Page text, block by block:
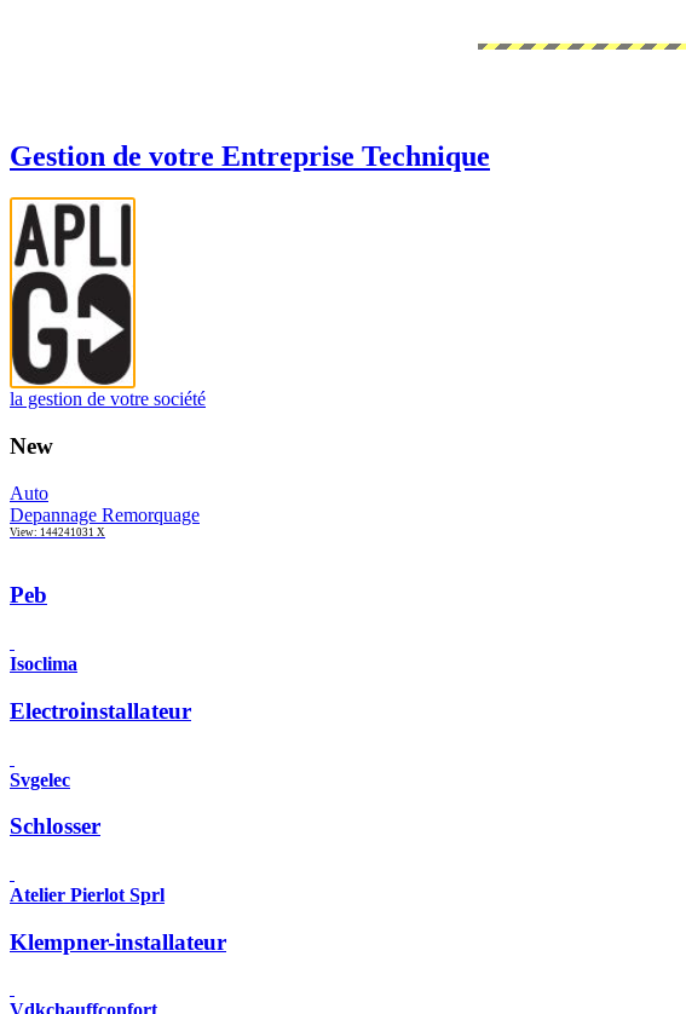
Gestion de votre Entreprise Technique
la gestion de votre société
New
Auto
Depannage Remorquage
View: 144241031 X
Peb
Isoclima
Electroinstallateur
Svgelec
Schlosser
Atelier Pierlot Sprl
Klempner-installateur